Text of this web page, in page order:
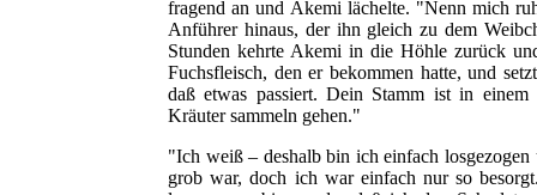
fragend an und Akemi lächelte. "Nenn mich
Anführer hinaus, der ihn gleich zu dem
Stunden kehrte Akemi in die Höhle zurück
Fuchsfleisch, den er bekommen hatte, und
daß etwas passiert. Dein Stamm ist in
Kräuter sammeln gehen."
"Ich weiß – deshalb bin ich einfach
grob war, doch ich war einfach nur so